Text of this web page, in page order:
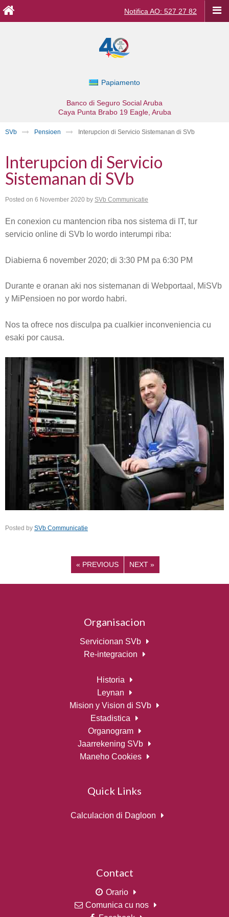
Notifica AO: 527 27 82
Papiamento
Banco di Seguro Social Aruba
Caya Punta Brabo 19 Eagle, Aruba
SVb Pensioen Interupcion di Servicio Sistemanan di SVb
Interupcion di Servicio
Sistemanan di SVb
Posted on 6 November 2020 by SVb Communicatie
En conexion cu mantencion riba nos sistema di IT, tur
servicio online di SVb lo wordo interumpi riba:
Diabierna 6 november 2020; di 3:30 PM pa 6:30 PM
Durante e oranan aki nos sistemanan di Webportaal, MiSVb
y MiPensioen no por wordo habri.
Nos ta ofrece nos disculpa pa cualkier inconveniencia cu
esaki por causa.
Posted by SVb Communicatie
« PREVIOUS NEXT »
Organisacion
Servicionan SVb
Re-integracion
Historia
Leynan
Mision y Vision di SVb
Estadistica
Organogram
Jaarrekening SVb
Maneho Cookies
Quick Links
Calculacion di Dagloon
Contact
Orario
Comunica cu nos